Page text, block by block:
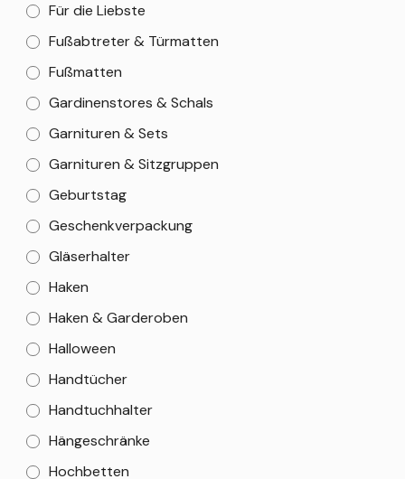
Für die Liebste
Fußabtreter & Türmatten
Fußmatten
Gardinenstores & Schals
Garnituren & Sets
Garnituren & Sitzgruppen
Geburtstag
Geschenkverpackung
Gläserhalter
Haken
Haken & Garderoben
Halloween
Handtücher
Handtuchhalter
Hängeschränke
Hochbetten